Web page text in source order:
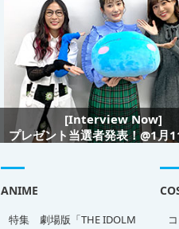
[Interview Now]
プレゼント当選者発表！@1月
ANIME
特集 劇場版「THE IDOLM